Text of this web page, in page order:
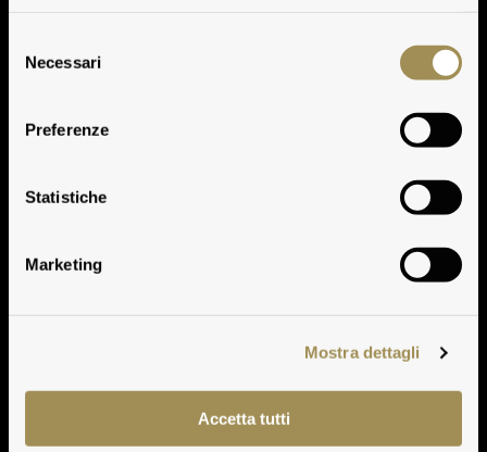
delNecessari
Preferenze
Statistiche
Marketing
Mostra dettagli
Accetta tutti